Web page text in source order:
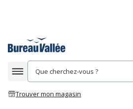
Afficher la navigation
Trouver mon magasin